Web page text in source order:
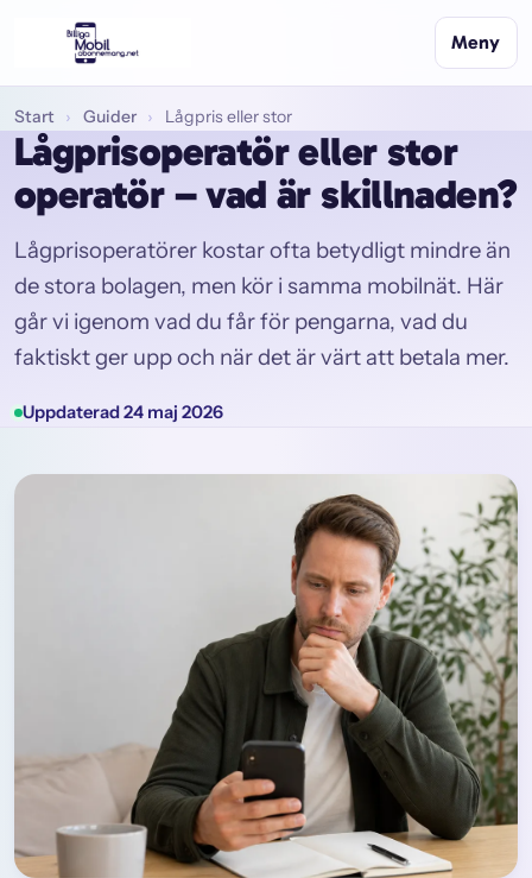
Meny
Start › Guider › Lågpris eller stor
Lågprisoperatör eller stor
operatör – vad är skillnaden?
Lågprisoperatörer kostar ofta betydligt mindre än
de stora bolagen, men kör i samma mobilnät. Här
går vi igenom vad du får för pengarna, vad du
faktiskt ger upp och när det är värt att betala mer.
Uppdaterad 24 maj 2026